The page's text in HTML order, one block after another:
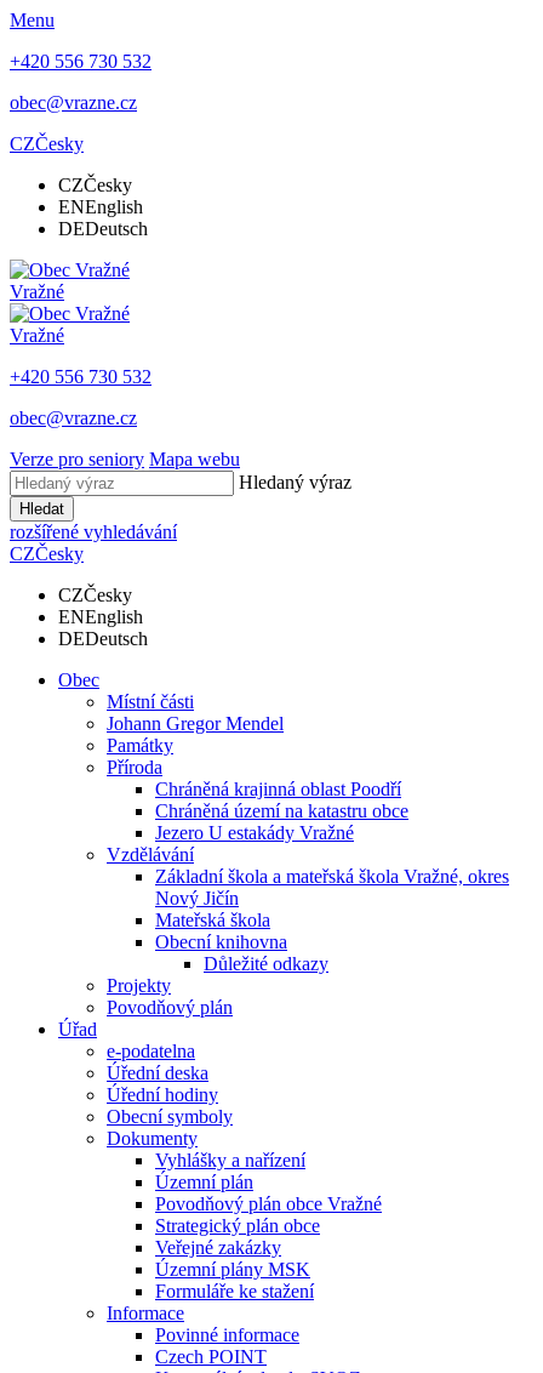
Menu
+420 556 730 532
obec@vrazne.cz
CZČesky
CZČesky
ENEnglish
DEDeutsch
Vražné
Vražné
+420 556 730 532
obec@vrazne.cz
Verze pro seniory Mapa webu
Hledaný výraz
Hledat
rozšířené vyhledávání
CZČesky
CZČesky
ENEnglish
DEDeutsch
Obec
Místní části
Johann Gregor Mendel
Památky
Příroda
Chráněná krajinná oblast Poodří
Chráněná území na katastru obce
Jezero U estakády Vražné
Vzdělávání
Základní škola a mateřská škola Vražné, okres
Nový Jičín
Mateřská škola
Obecní knihovna
Důležité odkazy
Projekty
Povodňový plán
Úřad
e-podatelna
Úřední deska
Úřední hodiny
Obecní symboly
Dokumenty
Vyhlášky a nařízení
Územní plán
Povodňový plán obce Vražné
Strategický plán obce
Veřejné zakázky
Územní plány MSK
Formuláře ke stažení
Informace
Povinné informace
Czech POINT